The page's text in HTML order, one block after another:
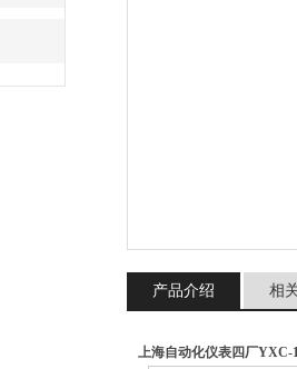
产品介绍 相
上海自动化仪表四厂YXC-